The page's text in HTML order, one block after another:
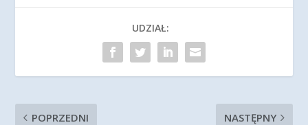
UDZIAŁ:
POPRZEDNI NASTĘPNY